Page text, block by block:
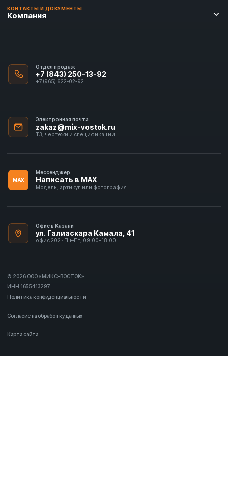
КОНТАКТЫ И ДОКУМЕНТЫ
Компания
Отдел продаж
+7 (843) 250-13-92
+7 (965) 622-02-92
Электронная почта
zakaz@mix-vostok.ru
ТЗ, чертежи и спецификации
MAX
Мессенджер
Написать в MAX
Модель, артикул или фотография
Офис в Казани
ул. Галиаскара Камала, 41
офис 202 · Пн–Пт, 09:00–18:00
© 2026 ООО «МИКС-ВОСТОК»
ИНН 1655413297
Политика конфиденциальности
Согласие на обработку данных
Карта сайта